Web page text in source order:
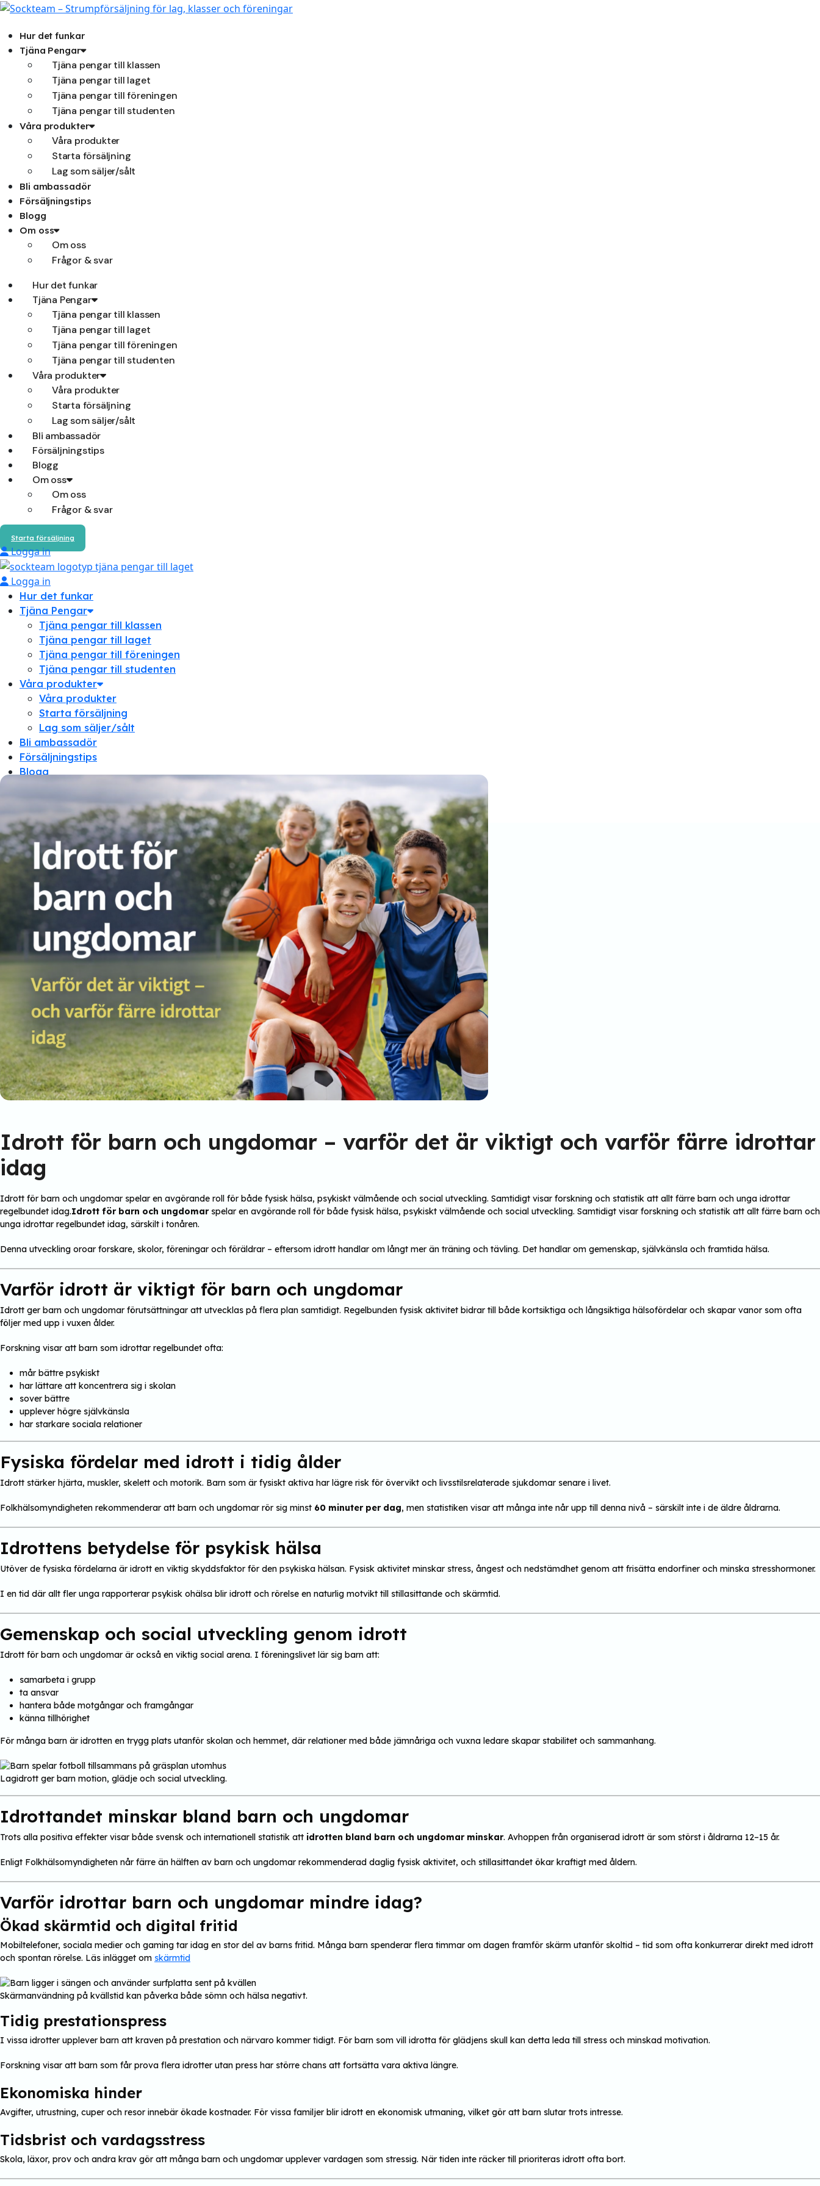
Hoppa
innehållHur det funkar
Tjäna Pengar
Tjäna pengar till klassen
Tjäna pengar till laget
Tjäna pengar till föreningen
Tjäna pengar till studenten
Våra produkter
Våra produkter
Starta försäljning
Lag som säljer/sålt
Bli ambassadör
Försäljningstips
Blogg
Om oss
Om oss
Frågor & svar
Hur det funkar
Tjäna Pengar
Tjäna pengar till klassen
Tjäna pengar till laget
Tjäna pengar till föreningen
Tjäna pengar till studenten
Våra produkter
Våra produkter
Starta försäljning
Lag som säljer/sålt
Bli ambassadör
Försäljningstips
Blogg
Om oss
Om oss
Frågor & svar
Starta försäljning
Logga in
Logga in
Hur det funkar
Tjäna Pengar
Tjäna pengar till klassen
Tjäna pengar till laget
Tjäna pengar till föreningen
Tjäna pengar till studenten
Våra produkter
Våra produkter
Starta försäljning
Lag som säljer/sålt
Bli ambassadör
Försäljningstips
Blogg
Om oss
Frågor & svar
Idrott för barn och ungdomar – varför det är viktigt och varför färre idrottar
idag
Idrott för barn och ungdomar spelar en avgörande roll för både fysisk hälsa, psykiskt välmående och social utveckling. Samtidigt visar forskning och statistik att allt färre barn och unga idrottar
regelbundet idag.Idrott för barn och ungdomarspelar en avgörande roll för både fysisk hälsa, psykiskt välmående och social utveckling. Samtidigt visar forskning och statistik att allt färre barn och
unga idrottar regelbundet idag, särskilt i tonåren.
Denna utveckling oroar forskare, skolor, föreningar och föräldrar – eftersom idrott handlar om långt mer än träning och tävling. Det handlar om gemenskap, självkänsla och framtida hälsa.
Varför idrott är viktigt för barn och ungdomar
Idrott ger barn och ungdomar förutsättningar att utvecklas på flera plan samtidigt. Regelbunden fysisk aktivitet bidrar till både kortsiktiga och långsiktiga hälsofördelar och skapar vanor som ofta
följer med upp i vuxen ålder.
Forskning visar att barn som idrottar regelbundet ofta:
mår bättre psykiskt
har lättare att koncentrera sig i skolan
sover bättre
upplever högre självkänsla
har starkare sociala relationer
Fysiska fördelar med idrott i tidig ålder
Idrott stärker hjärta, muskler, skelett och motorik. Barn som är fysiskt aktiva har lägre risk för övervikt och livsstilsrelaterade sjukdomar senare i livet.
Folkhälsomyndigheten rekommenderar att barn och ungdomar rör sig minst 60 minuter per dag, men statistiken visar att många inte når upp till denna nivå – särskilt inte i de äldre åldrarna.
Idrottens betydelse för psykisk hälsa
Utöver de fysiska fördelarna är idrott en viktig skyddsfaktor för den psykiska hälsan. Fysisk aktivitet minskar stress, ångest och nedstämdhet genom att frisätta endorfiner och minska stresshormoner.
I en tid där allt fler unga rapporterar psykisk ohälsa blir idrott och rörelse en naturlig motvikt till stillasittande och skärmtid.
Gemenskap och social utveckling genom idrott
Idrott för barn och ungdomar är också en viktig social arena. I föreningslivet lär sig barn att:
samarbeta i grupp
ta ansvar
hantera både motgångar och framgångar
känna tillhörighet
För många barn är idrotten en trygg plats utanför skolan och hemmet, där relationer med både jämnåriga och vuxna ledare skapar stabilitet och sammanhang.
Lagidrott ger barn motion, glädje och social utveckling.
Idrottandet minskar bland barn och ungdomar
Trots alla positiva effekter visar både svensk och internationell statistik att idrotten bland barn och ungdomar minskar. Avhoppen från organiserad idrott är som störst i åldrarna 12–15 år.
Enligt Folkhälsomyndigheten når färre än hälften av barn och ungdomar rekommenderad daglig fysisk aktivitet, och stillasittandet ökar kraftigt med åldern.
Varför idrottar barn och ungdomar mindre idag?
Ökad skärmtid och digital fritid
Mobiltelefoner, sociala medier och gaming tar idag en stor del av barns fritid. Många barn spenderar flera timmar om dagen framför skärm utanför skoltid – tid som ofta konkurrerar direkt med idrott
och spontan rörelse. Läs inlägget om skärmtid
Skärmanvändning på kvällstid kan påverka både sömn och hälsa negativt.
Tidig prestationspress
I vissa idrotter upplever barn att kraven på prestation och närvaro kommer tidigt. För barn som vill idrotta för glädjens skull kan detta leda till stress och minskad motivation.
Forskning visar att barn som får prova flera idrotter utan press har större chans att fortsätta vara aktiva längre.
Ekonomiska hinder
Avgifter, utrustning, cuper och resor innebär ökade kostnader. För vissa familjer blir idrott en ekonomisk utmaning, vilket gör att barn slutar trots intresse.
Tidsbrist och vardagsstress
Skola, läxor, prov och andra krav gör att många barn och ungdomar upplever vardagen som stressig. När tiden inte räcker till prioriteras idrott ofta bort.